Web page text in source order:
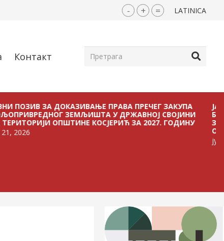
- + = LATINICA
Контакт
ЗА ДОКАЗИВАЊЕ ПРАВА ПРЕЧЕГ ЗАКУПА
ЗЕМЉИШТА У ДРЖАВНОЈ СВОЈИНИ
ОПШТИНЕ КОСЈЕРИЋ ЗА 2027. ГОДИНУ
ЈАВНИ
БЕЗ
ЗЕМЉИШТА
ОПШТИНЕ
јул 21, 2026